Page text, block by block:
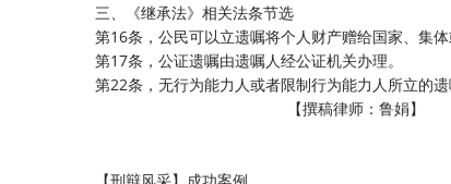
三、《继承法》相关法条节选
第16条，公民可以立遗嘱将个人财产赠给国家、集体
第17条，公证遗嘱由遗嘱人经公证机关办理。
第22条，无行为能力人或者限制行为能力人所立的遗
【撰稿律师：鲁娟】
【刑辩风采】成功案例